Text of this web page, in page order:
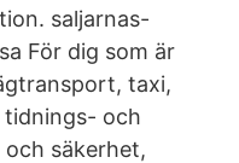
saljarnas-
För dig som är
taxi,
och
säkerhet,